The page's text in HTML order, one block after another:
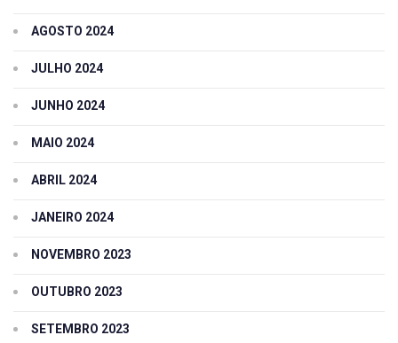
AGOSTO 2024
JULHO 2024
JUNHO 2024
MAIO 2024
ABRIL 2024
JANEIRO 2024
NOVEMBRO 2023
OUTUBRO 2023
SETEMBRO 2023